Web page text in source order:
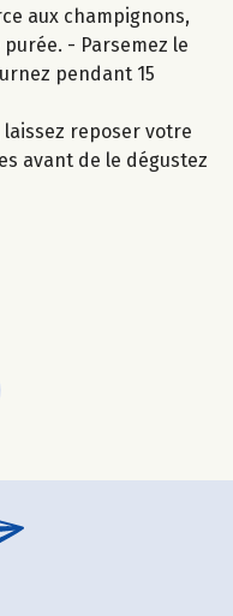
aux champignons,
- Parsemez le
pendant 15
laissez reposer votre
avant de le dégustez